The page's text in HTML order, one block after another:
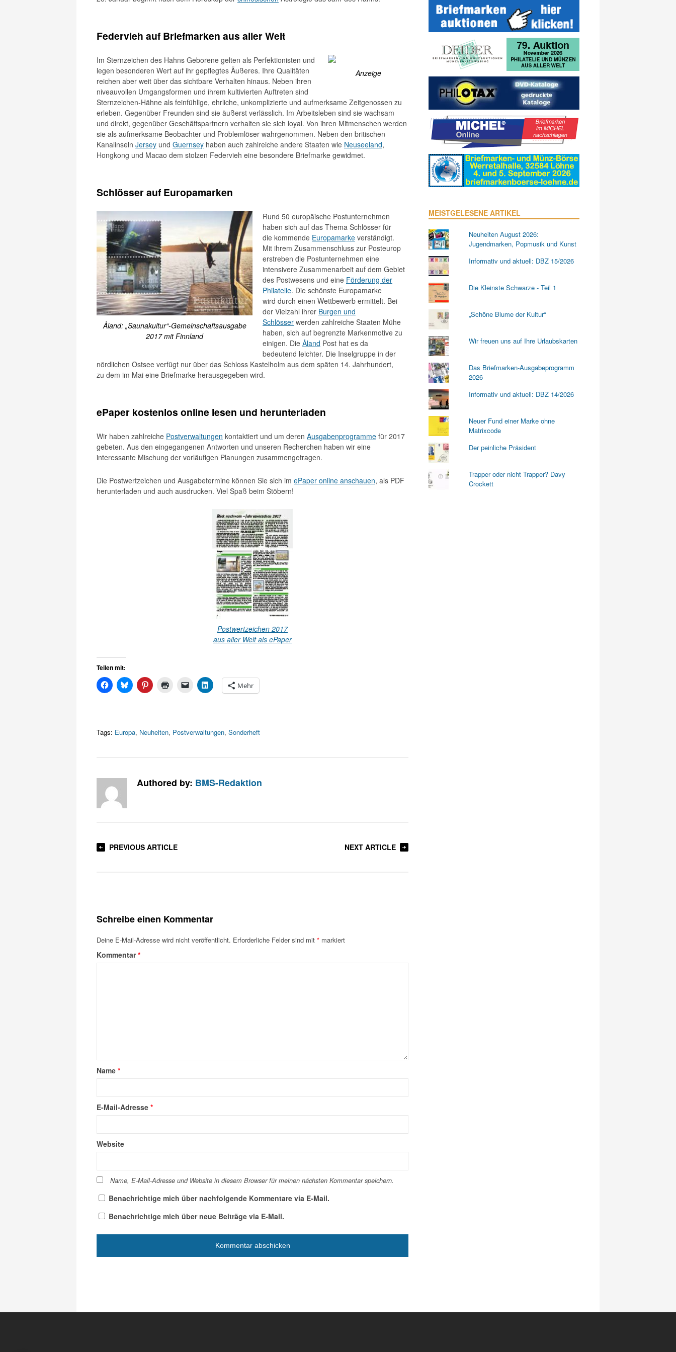
Federvieh auf Briefmarken aus aller Welt
Anzeige
Im Sternzeichen des Hahns Geborene gelten als Perfektionisten und
legen besonderen Wert auf ihr gepflegtes Äußeres. Ihre Qualitäten
reichen aber weit über das sichtbare Verhalten hinaus. Neben ihren
niveauvollen Umgangsformen und ihrem kultivierten Auftreten sind
Sternzeichen-Hähne als feinfühlige, ehrliche, unkomplizierte und aufmerksame Zeitgenossen zu
erleben. Gegenüber Freunden sind sie äußerst verlässlich. Im Arbeitsleben sind sie wachsam
und direkt, gegenüber Geschäftspartnern verhalten sie sich loyal. Von ihren Mitmenschen werden
sie als aufmerksame Beobachter und Problemlöser wahrgenommen. Neben den britischen
Kanalinseln Jersey und Guernsey haben auch zahlreiche andere Staaten wie Neuseeland,
Hongkong und Macao dem stolzen Federvieh eine besondere Briefmarke gewidmet.
Schlösser auf Europamarken
Åland: „Saunakultur“-Gemeinschaftsausgabe
2017 mit Finnland
Rund 50 europäische Postunternehmen
haben sich auf das Thema Schlösser für
die kommende Europamarke verständigt.
Mit ihrem Zusammenschluss zur Posteurop
erstreben die Postunternehmen eine
intensivere Zusammenarbeit auf dem Gebiet
des Postwesens und eine Förderung der
Philatelie. Die schönste Europamarke
wird durch einen Wettbewerb ermittelt. Bei
der Vielzahl ihrer Burgen und
Schlösser werden zahlreiche Staaten Mühe
haben, sich auf begrenzte Markenmotive zu
einigen. Die Åland Post hat es da
bedeutend leichter. Die Inselgruppe in der
nördlichen Ostsee verfügt nur über das Schloss Kastelholm aus dem späten 14. Jahrhundert,
zu dem im Mai eine Briefmarke herausgegeben wird.
ePaper kostenlos online lesen und herunterladen
Wir haben zahlreiche Postverwaltungen kontaktiert und um deren Ausgabenprogramme für 2017
gebeten. Aus den eingegangenen Antworten und unseren Recherchen haben wir eine
interessante Mischung der vorläufigen Planungen zusammengetragen.
Die Postwertzeichen und Ausgabetermine können Sie sich im ePaper online anschauen, als PDF
herunterladen und auch ausdrucken. Viel Spaß beim Stöbern!
Postwertzeichen 2017
aus aller Welt als ePaper
Teilen mit:
Mehr
Tags: Europa, Neuheiten, Postverwaltungen, Sonderheft
Authored by: BMS-Redaktion
PREVIOUS ARTICLE NEXT ARTICLE
Schreibe einen Kommentar
Deine E-Mail-Adresse wird nicht veröffentlicht. Erforderliche Felder sind mit * markiert
Kommentar*
Name *
E-Mail-Adresse *
Website
Name, E-Mail-Adresse und Website in diesem Browser für meinen nächsten Kommentar speichern.
Benachrichtige mich über nachfolgende Kommentare via E-Mail.
Benachrichtige mich über neue Beiträge via E-Mail.
MEISTGELESENE ARTIKEL
Neuheiten August 2026:
Jugendmarken, Popmusik und Kunst
Informativ und aktuell: DBZ 15/2026
Die Kleinste Schwarze - Teil 1
„Schöne Blume der Kultur“
Wir freuen uns auf Ihre Urlaubskarten
Das Briefmarken-Ausgabeprogramm
2026
Informativ und aktuell: DBZ 14/2026
Neuer Fund einer Marke ohne
Matrixcode
Der peinliche Präsident
Trapper oder nicht Trapper? Davy
Crockett